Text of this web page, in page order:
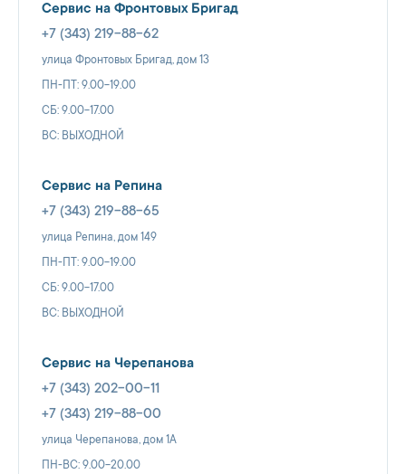
Сервис на Фронтовых Бригад
+7 (343) 219-88-62
улица Фронтовых Бригад, дом 13
ПН-ПТ: 9.00-19.00
СБ: 9.00-17.00
ВС: ВЫХОДНОЙ
Сервис на Репина
+7 (343) 219-88-65
улица Репина, дом 149
ПН-ПТ: 9.00-19.00
СБ: 9.00-17.00
ВС: ВЫХОДНОЙ
Сервис на Черепанова
+7 (343) 202-00-11
+7 (343) 219-88-00
улица Черепанова, дом 1А
ПН-ВС: 9.00-20.00